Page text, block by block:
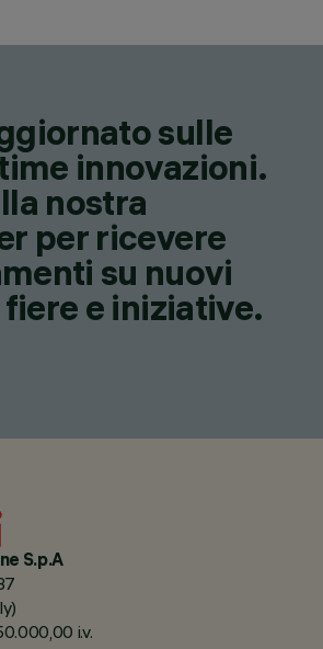
sulle
innovazioni.
nostra
per ricevere
su nuovi
e iniziative.
S.p.A
i.v.